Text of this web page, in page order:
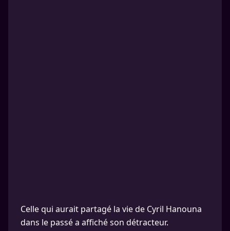
Celle qui aurait partagé la vie de Cyril Hanouna
dans le passé a affiché son détracteur.